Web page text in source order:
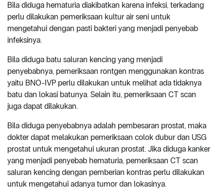
Bila diduga hematuria diakibatkan karena infeksi, terkadang
perlu dilakukan pemeriksaan kultur air seni untuk
mengetahui dengan pasti bakteri yang menjadi penyebab
infeksinya.
Bila diduga batu saluran kencing yang menjadi
penyebabnya, pemeriksaan rontgen menggunakan kontras
yaitu BNO-IVP perlu dilakukan untuk melihat ada tidaknya
batu dan lokasi batunya. Selain itu, pemeriksaan CT scan
juga dapat dilakukan.
Bila diduga penyebabnya adalah pembesaran prostat, maka
dokter dapat melakukan pemeriksaan colok dubur dan USG
prostat untuk mengetahui ukuran prostat. Jika diduga kanker
yang menjadi penyebab hematuria, pemeriksaan CT scan
saluran kencing dengan pemberian kontras perlu dilakukan
untuk mengetahui adanya tumor dan lokasinya.